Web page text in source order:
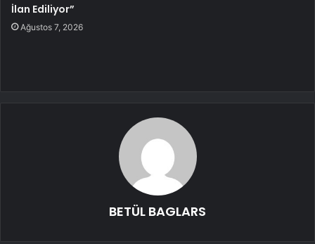
İlan Ediliyor”
Ağustos 7, 2026
BETÜL BAGLARS